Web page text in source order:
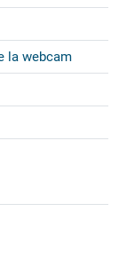
la webcam